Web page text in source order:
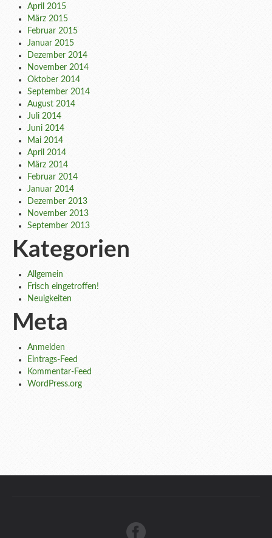
April 2015
März 2015
Februar 2015
Januar 2015
Dezember 2014
November 2014
Oktober 2014
September 2014
August 2014
Juli 2014
Juni 2014
Mai 2014
April 2014
März 2014
Februar 2014
Januar 2014
Dezember 2013
November 2013
September 2013
Kategorien
Allgemein
Frisch eingetroffen!
Neuigkeiten
Meta
Anmelden
Eintrags-Feed
Kommentar-Feed
WordPress.org